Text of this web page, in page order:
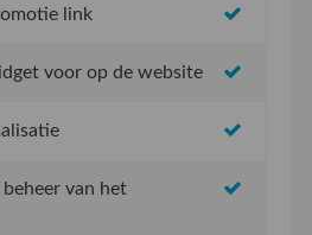
link
voor op de website
van het